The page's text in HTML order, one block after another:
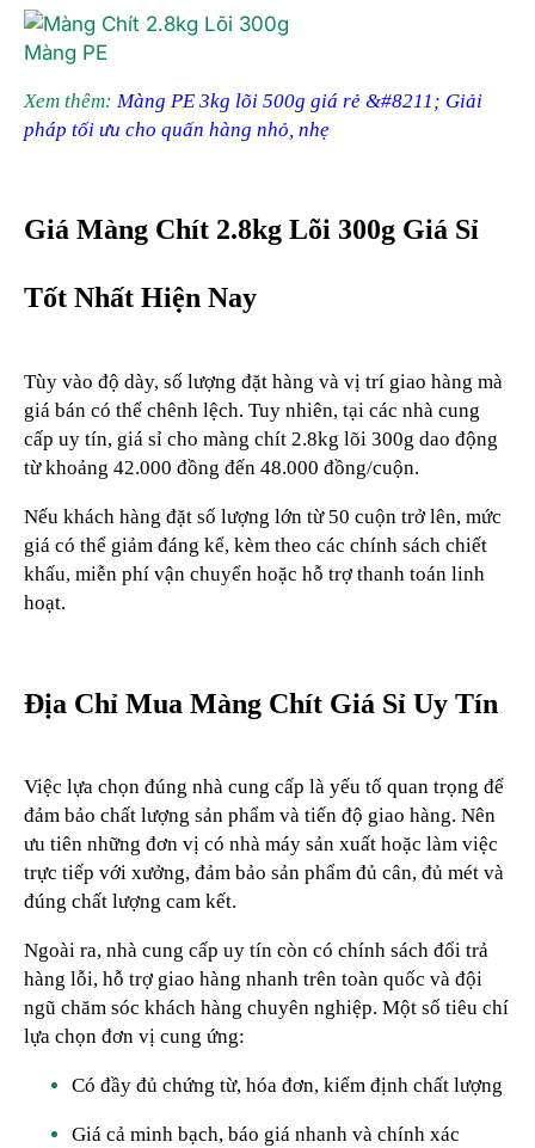
Màng PE
Xem thêm: Màng PE 3kg lõi 500g giá rẻ &#8211; Giải
pháp tối ưu cho quấn hàng nhỏ, nhẹ
Giá Màng Chít 2.8kg Lõi 300g Giá Sỉ
Tốt Nhất Hiện Nay
Tùy vào độ dày, số lượng đặt hàng và vị trí giao hàng mà
giá bán có thể chênh lệch. Tuy nhiên, tại các nhà cung
cấp uy tín, giá sỉ cho màng chít 2.8kg lõi 300g dao động
từ khoảng 42.000 đồng đến 48.000 đồng/cuộn.
Nếu khách hàng đặt số lượng lớn từ 50 cuộn trở lên, mức
giá có thể giảm đáng kể, kèm theo các chính sách chiết
khấu, miễn phí vận chuyển hoặc hỗ trợ thanh toán linh
hoạt.
Địa Chỉ Mua Màng Chít Giá Sỉ Uy Tín
Việc lựa chọn đúng nhà cung cấp là yếu tố quan trọng để
đảm bảo chất lượng sản phẩm và tiến độ giao hàng. Nên
ưu tiên những đơn vị có nhà máy sản xuất hoặc làm việc
trực tiếp với xưởng, đảm bảo sản phẩm đủ cân, đủ mét và
đúng chất lượng cam kết.
Ngoài ra, nhà cung cấp uy tín còn có chính sách đổi trả
hàng lỗi, hỗ trợ giao hàng nhanh trên toàn quốc và đội
ngũ chăm sóc khách hàng chuyên nghiệp. Một số tiêu chí
lựa chọn đơn vị cung ứng:
Có đầy đủ chứng từ, hóa đơn, kiểm định chất lượng
Giá cả minh bạch, báo giá nhanh và chính xác